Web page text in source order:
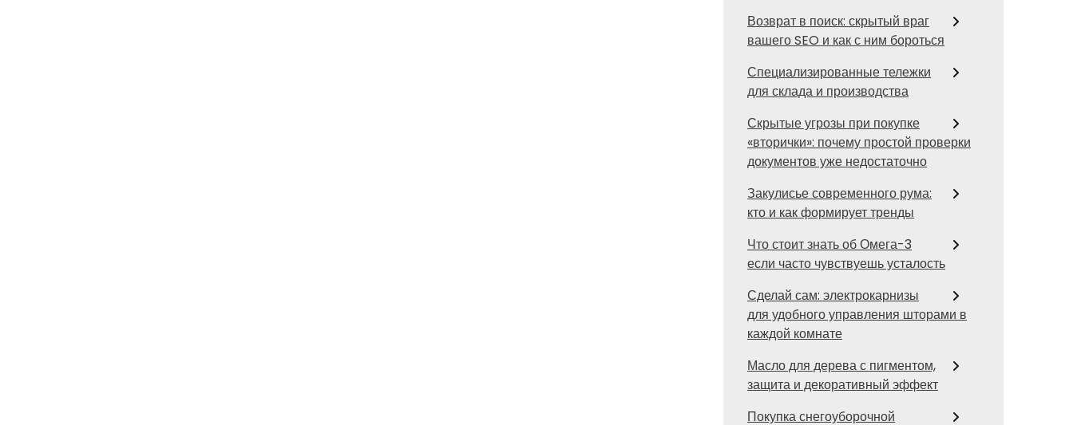
Возврат в поиск: скрытый враг
вашего SEO и как с ним бороться
Специализированные тележки
для склада и производства
Скрытые угрозы при покупке
«вторички»: почему простой проверки
документов уже недостаточно
Закулисье современного рума:
кто и как формирует тренды
Что стоит знать об Омега-3
если часто чувствуешь усталость
Сделай сам: электрокарнизы
для удобного управления шторами в
каждой комнате
Масло для дерева с пигментом,
защита и декоративный эффект
Покупка снегоуборочной